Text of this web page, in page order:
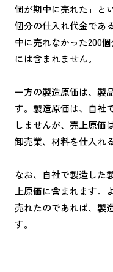
個が期中に売れた」と
個分の仕入れ代金であ
中に売れなかった200
には含まれません。
一方の製造原価は、製
す。製造原価は、自社
しませんが、売上原価
卸売業、材料を仕入れ
なお、自社で製造した
上原価に含まれます。
売れたのであれば、製
す。